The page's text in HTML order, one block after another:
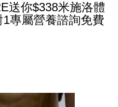
送你$338米施洛體
專屬營養諮詢免費